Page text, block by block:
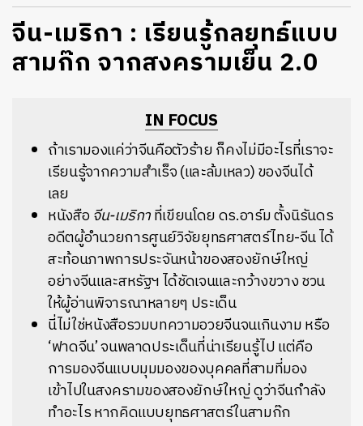
จีน-เมริกา : เรียนรู้กลยุทธ์แบบ
สามก๊ก จากสงครามเย็น 2.0
IN FOCUS
ถ้าเรามองแค่ว่าจีนคือตัวร้าย ก็คงไม่มีอะไรที่เราจะ
เรียนรู้จากความสำเร็จ (และล้มเหลว) ของจีนได้
เลย
หนังสือ จีน-เมริกาที่เขียนโดย ดร.อาร์ม ตั้งนิรันดร
อดีตผู้อำนวยการศูนย์วิจัยยุทธศาสตร์ไทย-จีน ได้
สะท้อนภาพการประจันหน้าของสองยักษ์ใหญ่
อย่างจีนและสหรัฐฯ ได้ชัดเจนและกว้างขวาง ชวน
ให้ผู้อ่านพิจารณาหลายๆ ประเด็น
นี่ไม่ใช่หนังสือรวมบทความอวยจีนจนเกินงาม หรือ
‘ฟาดจีน’ จนพลาดประเด็นที่น่าเรียนรู้ไป แต่คือ
การมองจีนแบบมุมมองของบุคคลที่สามที่มอง
เข้าไปในสงครามของสองยักษ์ใหญ่ ดูว่าจีนกำลัง
ทำอะไร หากคิดแบบยุทธศาสตร์ในสามก๊ก